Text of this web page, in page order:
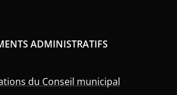
ADMINISTRATIFS
du Conseil municipal